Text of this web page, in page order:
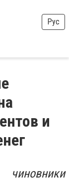
Рус
и